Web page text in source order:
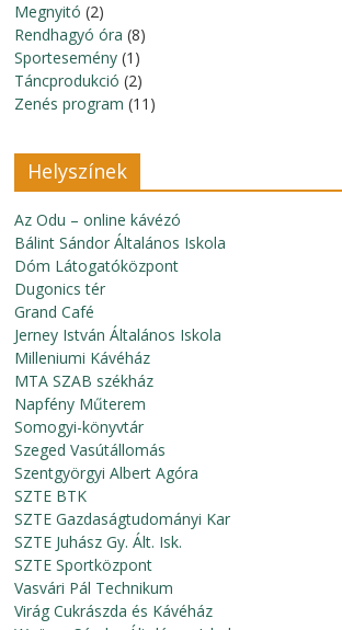
Megnyitó (2)
Rendhagyó óra (8)
Sportesemény (1)
Táncprodukció (2)
Zenés program (11)
Helyszínek
Az Odu – online kávézó
Bálint Sándor Általános Iskola
Dóm Látogatóközpont
Dugonics tér
Grand Café
Jerney István Általános Iskola
Milleniumi Kávéház
MTA SZAB székház
Napfény Műterem
Somogyi-könyvtár
Szeged Vasútállomás
Szentgyörgyi Albert Agóra
SZTE BTK
SZTE Gazdaságtudományi Kar
SZTE Juhász Gy. Ált. Isk.
SZTE Sportközpont
Vasvári Pál Technikum
Virág Cukrászda és Kávéház